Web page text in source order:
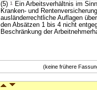
(5) 1
Ein Arbeitsverhältnis im
Kranken- und
ausländerrechtliche Auflagen
den Absätzen 1 bis 4 nicht
Beschränkung der
(keine frühere